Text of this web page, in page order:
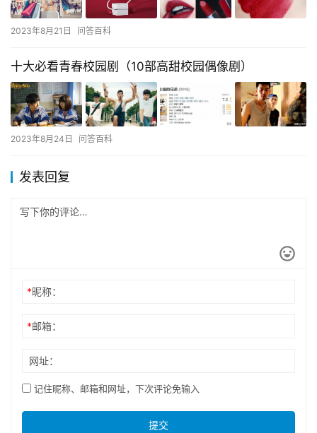
2023年8月21日 问答百科
十大必看青春校园剧（10部高甜校园偶像剧）
2023年8月24日 问答百科
发表回复
*昵称：
*邮箱：
网址：
记住昵称、邮箱和网址，下次评论免输入
提交